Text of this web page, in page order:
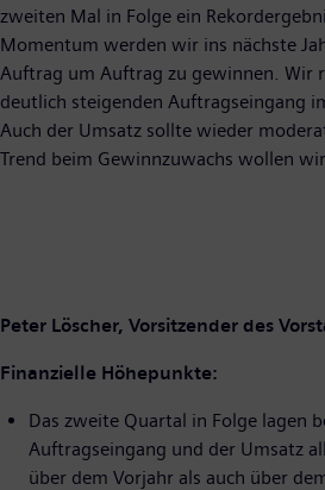
zweiten Mal in Folge ein
Momentum werden wir ins nächste
Auftrag um Auftrag zu gewinnen. Wir
deutlich steigenden Auftragseingang
Auch der Umsatz sollte wieder
Trend beim Gewinnzuwachs wollen
Peter Löscher, Vorsitzender des
Finanzielle Höhepunkte:
Das zweite Quartal in Folge lagen
Auftragseingang und der Umsatz
über dem Vorjahr als auch über